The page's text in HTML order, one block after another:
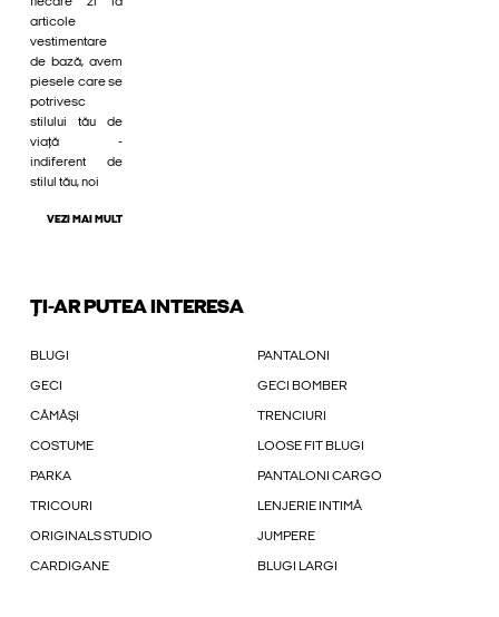
articole
vestimentare
de bază, avem
piesele care se
potrivesc
stilului tău de
viață -
indiferent de
stilul tău, noi
VEZI MAI MULT
ȚI-AR PUTEA INTERESA
BLUGI PANTALONI
GECI GECI BOMBER
CĂMĂȘI TRENCIURI
COSTUME LOOSE FIT BLUGI
PARKA PANTALONI CARGO
TRICOURI LENJERIE INTIMĂ
ORIGINALS STUDIO JUMPERE
CARDIGANE BLUGI LARGI